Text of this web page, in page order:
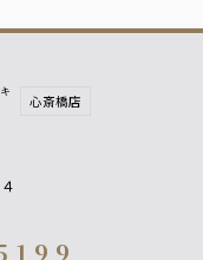
心斎橋店